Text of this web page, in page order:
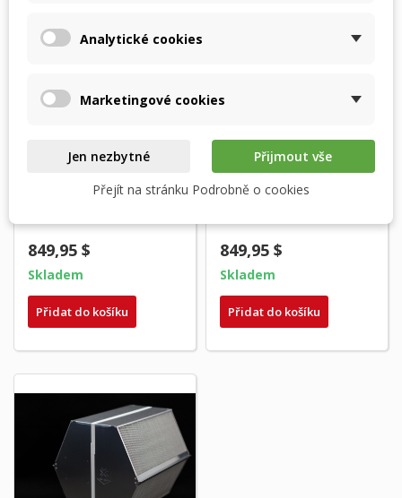
Vents VUT 550 VB EC
(A14, A21, A22, A25) –
849,95 $
Skladem
Přidat do košíku
Vents VUT 250 VB EC
(A14, A21, A22, A25) –
849,95 $
Skladem
Přidat do košíku
Analytické cookies
Marketingové cookies
Jen nezbytné
Přijmout vše
Přejít na stránku Podrobně o cookies